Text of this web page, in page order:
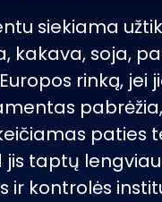
siekiama
kakava, soja,
rinką, jei
paties
jis taptų lengviau
kontrolės